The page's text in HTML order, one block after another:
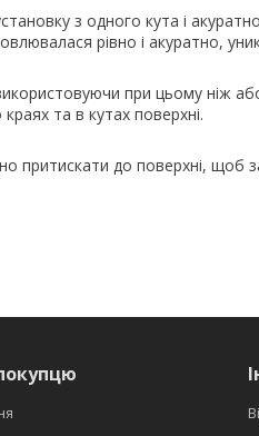
з одного кута і
рівно і акуратно,
при цьому ніж
та в кутах поверхні.
притискати до поверхні, щоб